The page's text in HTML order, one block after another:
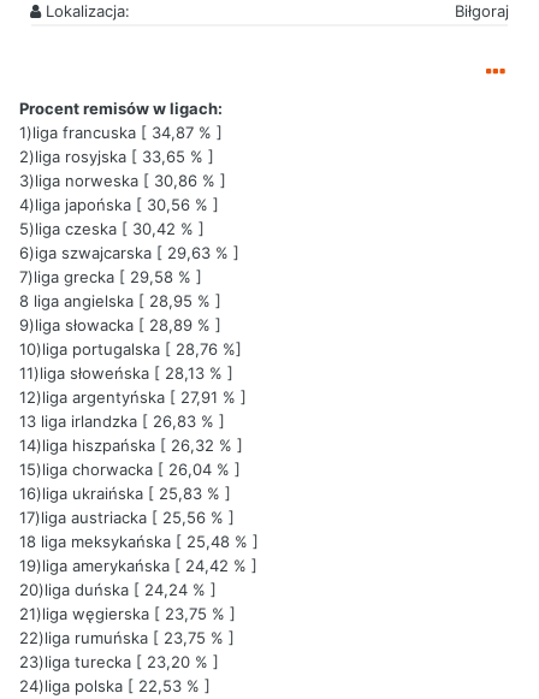
Lokalizacja:
Biłgoraj
Procent remisów w ligach:
1)liga francuska [ 34,87 % ]
2)liga rosyjska [ 33,65 % ]
3)liga norweska [ 30,86 % ]
4)liga japońska [ 30,56 % ]
5)liga czeska [ 30,42 % ]
6)iga szwajcarska [ 29,63 % ]
7)liga grecka [ 29,58 % ]
8 liga angielska [ 28,95 % ]
9)liga słowacka [ 28,89 % ]
10)liga portugalska [ 28,76 %]
11)liga słoweńska [ 28,13 % ]
12)liga argentyńska [ 27,91 % ]
13 liga irlandzka [ 26,83 % ]
14)liga hiszpańska [ 26,32 % ]
15)liga chorwacka [ 26,04 % ]
16)liga ukraińska [ 25,83 % ]
17)liga austriacka [ 25,56 % ]
18 liga meksykańska [ 25,48 % ]
19)liga amerykańska [ 24,42 % ]
20)liga duńska [ 24,24 % ]
21)liga węgierska [ 23,75 % ]
22)liga rumuńska [ 23,75 % ]
23)liga turecka [ 23,20 % ]
24)liga polska [ 22,53 % ]